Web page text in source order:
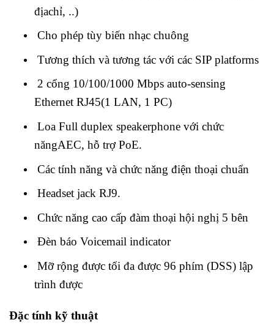
địachỉ, ..)
Cho phép tùy biến nhạc chuông
Tương thích và tương tác với các SIP platforms
2 cổng 10/100/1000 Mbps auto-sensing
Ethernet RJ45(1 LAN, 1 PC)
Loa Full duplex speakerphone với chức
năngAEC, hỗ trợ PoE.
Các tính năng và chức năng điện thoại chuẩn
Headset jack RJ9.
Chức năng cao cấp đàm thoại hội nghị 5 bên
Đèn báo Voicemail indicator
Mỡ rộng được tối đa được 96 phím (DSS) lập
trình được
Đặc tính kỹ thuật